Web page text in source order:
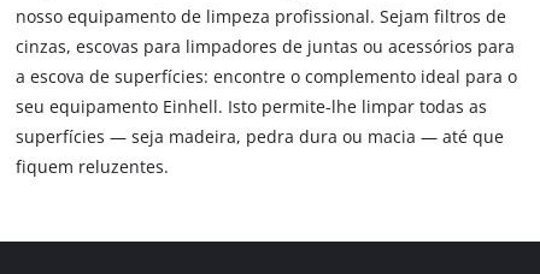
nosso equipamento de limpeza profissional. Sejam filtros de
cinzas, escovas para limpadores de juntas ou acessórios para
a escova de superfícies: encontre o complemento ideal para o
seu equipamento Einhell. Isto permite-lhe limpar todas as
superfícies — seja madeira, pedra dura ou macia — até que
fiquem reluzentes.